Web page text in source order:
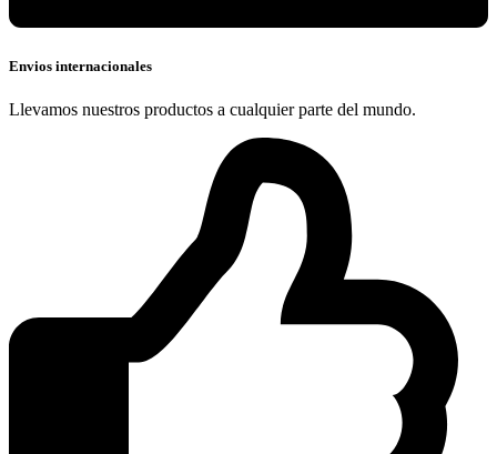
Envios internacionales
Llevamos nuestros productos a cualquier parte del mundo.